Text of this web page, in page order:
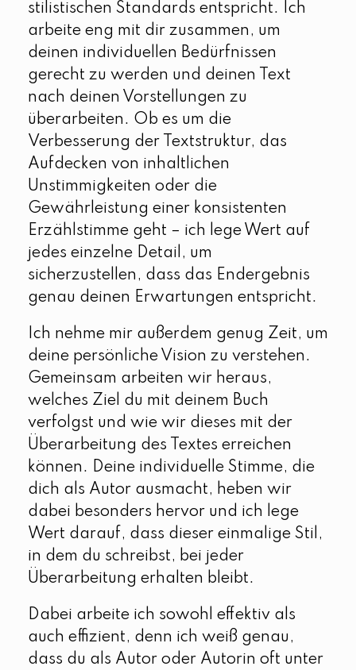
stilistischen Standards entspricht. Ich
arbeite eng mit dir zusammen, um
deinen individuellen Bedürfnissen
gerecht zu werden und deinen Text
nach deinen Vorstellungen zu
überarbeiten. Ob es um die
Verbesserung der Textstruktur, das
Aufdecken von inhaltlichen
Unstimmigkeiten oder die
Gewährleistung einer konsistenten
Erzählstimme geht – ich lege Wert auf
jedes einzelne Detail, um
sicherzustellen, dass das Endergebnis
genau deinen Erwartungen entspricht.
Ich nehme mir außerdem genug Zeit, um
deine persönliche Vision zu verstehen.
Gemeinsam arbeiten wir heraus,
welches Ziel du mit deinem Buch
verfolgst und wie wir dieses mit der
Überarbeitung des Textes erreichen
können. Deine individuelle Stimme, die
dich als Autor ausmacht, heben wir
dabei besonders hervor und ich lege
Wert darauf, dass dieser einmalige Stil,
in dem du schreibst, bei jeder
Überarbeitung erhalten bleibt.
Dabei arbeite ich sowohl effektiv als
auch effizient, denn ich weiß genau,
dass du als Autor oder Autorin oft unter